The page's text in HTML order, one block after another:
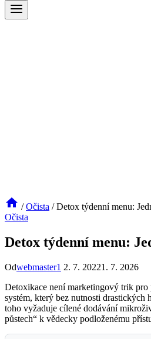
/ Očista / Detox týdenní menu:
Očista
Detox týdenní menu:
Odwebmaster1 2. 7. 20221. 7. 2026
Detoxikace není marketingový trik
systém, který bez nutnosti
toho vyžaduje cílené dodávání
půstech“ k vědecky podloženému